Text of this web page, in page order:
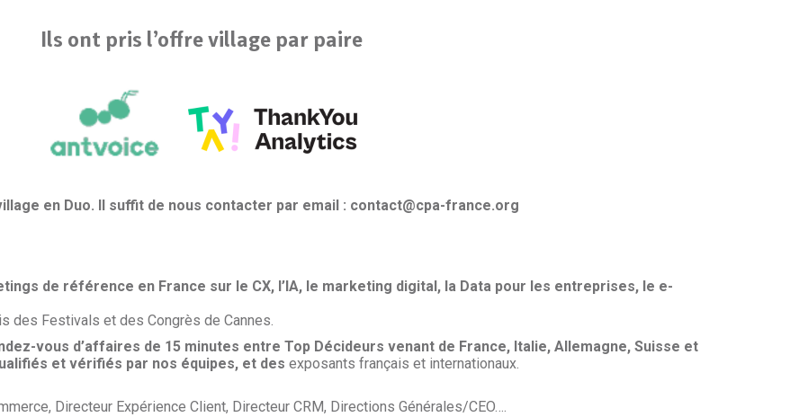
Ils ont pris l’offre village par paire
en Duo. Il suffit de nous contacter par email : contact@cpa-france.org
de référence en France sur le CX, l’IA, le marketing digital, la Data pour les entreprises, le e-
des Festivals et des Congrès de Cannes.
vous d’affaires de 15 minutes entre Top Décideurs venant de France, Italie, Allemagne, Suisse et
et vérifiés par nos équipes, et des exposants français et internationaux.
Directeur Expérience Client, Directeur CRM, Directions Générales/CEO….